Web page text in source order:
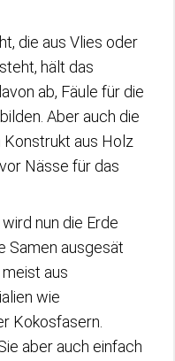
die aus Vlies oder
hält das
ab, Fäule für die
Aber auch die
aus Holz
Nässe für das
nun die Erde
Samen ausgesät
aus
wie
Kokosfasern.
aber auch einfach